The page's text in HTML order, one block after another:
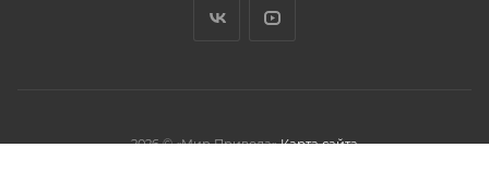
2026 © «Мир Привода» Карта сайта